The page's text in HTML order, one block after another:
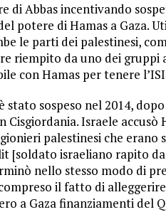
di Abbas incentivando
potere di Hamas a Gaza.
le parti dei palestinesi,
riempito da uno dei gruppi
con Hamas per tenere
sospeso nel 2014,
Cisgiordania. Israele accusò
palestinesi che
[soldato israeliano rapito
nello stesso modo di
il fatto di
a Gaza finanziamenti del